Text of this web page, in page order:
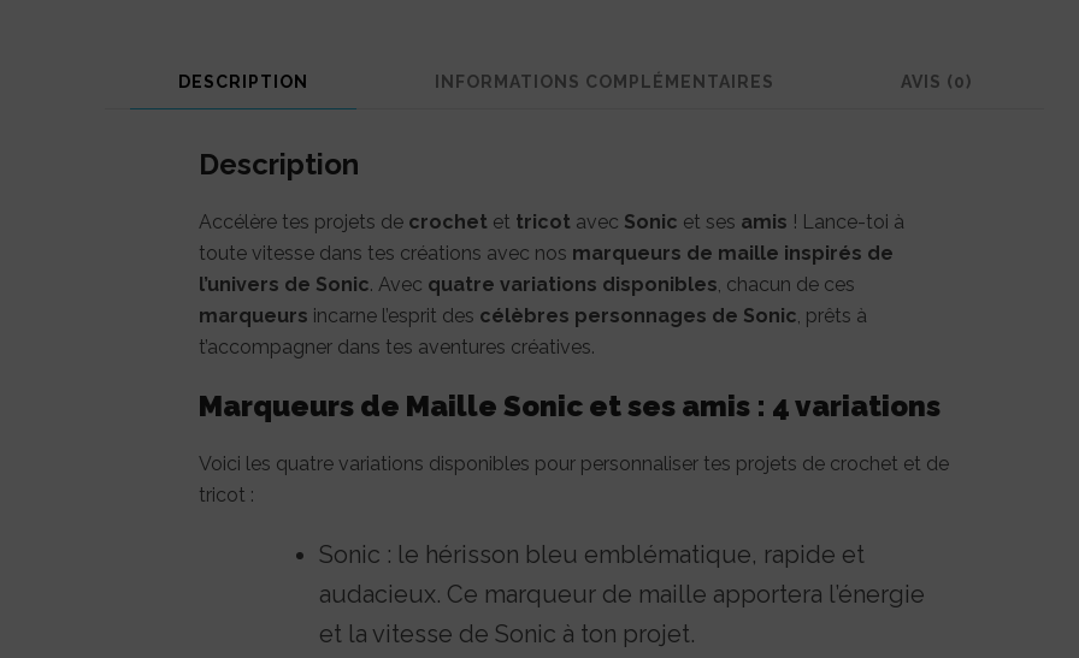
variations
DESCRIPTION INFORMATIONS COMPLÉMENTAIRES AVIS (0)
Description
Accélère tes projets de crochet et tricot avec Sonic et ses amis ! Lance-toi à
toute vitesse dans tes créations avec nos marqueurs de maille inspirés de
l’univers de Sonic. Avec quatre variations disponibles, chacun de ces
marqueurs incarne l’esprit des célèbres personnages de Sonic, prêts à
t’accompagner dans tes aventures créatives.
Marqueurs de Maille Sonic et ses amis : 4 variations
Voici les quatre variations disponibles pour personnaliser tes projets de crochet et de
tricot :
Sonic : le hérisson bleu emblématique, rapide et
audacieux. Ce marqueur de maille apportera l’énergie
et la vitesse de Sonic à ton projet.